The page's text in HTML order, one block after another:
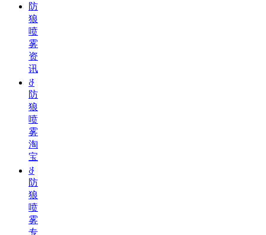
防
狼
喷
雾
资
讯
ꁕ
防
狼
喷
雾
淘
宝
ꁕ
防
狼
喷
雾
专